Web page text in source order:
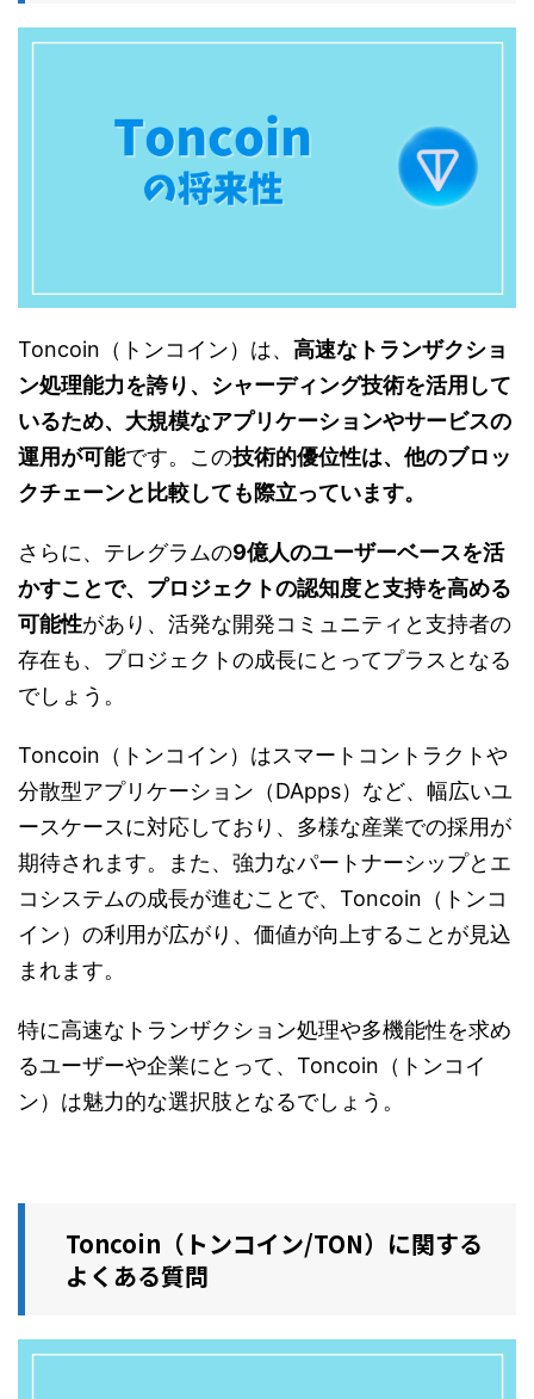
Toncoin（トンコイン）は、 高速なトランザクショ
ン処理能力を誇り、シャーディング技術を活用して
いるため、大規模なアプリケーションやサービスの
運用が可能です。この技術的優位性は、他のブロッ
クチェーンと比較しても際立っています。
さらに、テレグラムの9億人のユーザーベースを活
かすことで、プロジェクトの認知度と支持を高める
可能性があり、活発な開発コミュニティと支持者の
存在も、プロジェクトの成長にとってプラスとなる
でしょう。
Toncoin（トンコイン）はスマートコントラクトや
分散型アプリケーション（DApps）など、幅広いユ
ースケースに対応しており、多様な産業での採用が
期待されます。また、強力なパートナーシップとエ
コシステムの成長が進むことで、Toncoin（トンコ
イン）の利用が広がり、価値が向上することが見込
まれます。
特に高速なトランザクション処理や多機能性を求め
るユーザーや企業にとって、Toncoin（トンコイ
ン）は魅力的な選択肢となるでしょう。
Toncoin（トンコイン/TON）に関する
よくある質問